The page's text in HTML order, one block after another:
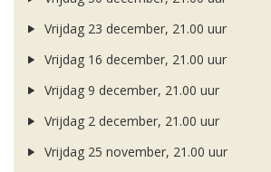
Vrijdag 23 december, 21.00 uur
Vrijdag 16 december, 21.00 uur
Vrijdag 9 december, 21.00 uur
Vrijdag 2 december, 21.00 uur
Vrijdag 25 november, 21.00 uur